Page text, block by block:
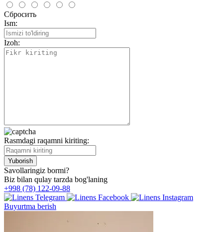
Сбросить
Ism:
Izoh:
Rasmdagi raqamni kiriting:
Savollaringiz bormi?
Biz bilan qulay tarzda bog'laning
+998 (78) 122-09-88
Buyurtma berish